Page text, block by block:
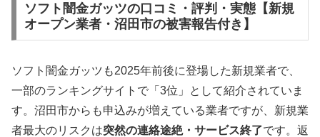
ソフト闇金ガッツの口コミ・評判・実態【新規
オープン業者・沼田市の被害報告付き】
ソフト闇金ガッツも2025年前後に登場した新規業者で、
一部のランキングサイトで「3位」として紹介されていま
す。沼田市からも申込みが増えている業者ですが、新規業
者最大のリスクは突然の連絡途絶・サービス終了です。返